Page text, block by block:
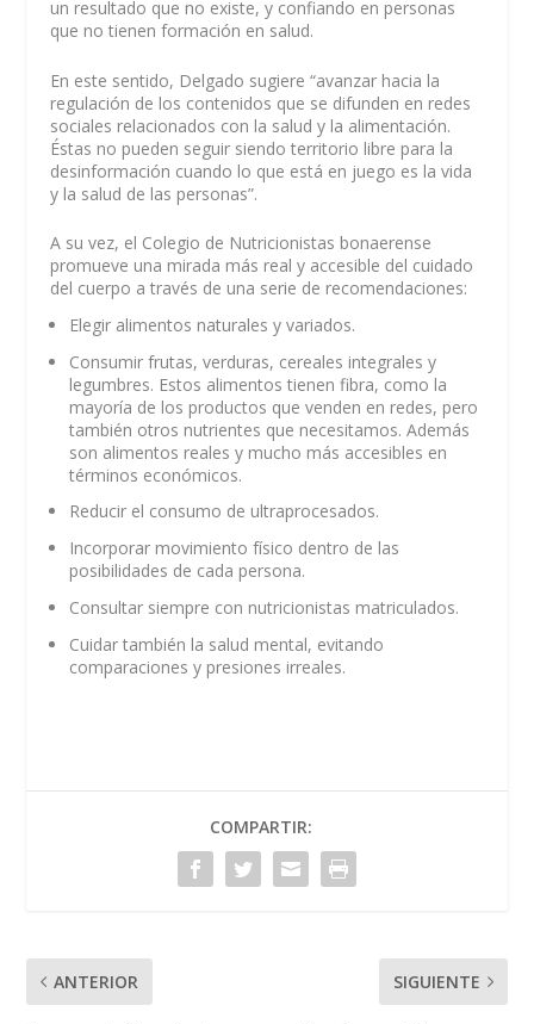
un resultado que no existe, y confiando en personas
que no tienen formación en salud.
En este sentido, Delgado sugiere “avanzar hacia la
regulación de los contenidos que se difunden en redes
sociales relacionados con la salud y la alimentación.
Éstas no pueden seguir siendo territorio libre para la
desinformación cuando lo que está en juego es la vida
y la salud de las personas”.
A su vez, el Colegio de Nutricionistas bonaerense
promueve una mirada más real y accesible del cuidado
del cuerpo a través de una serie de recomendaciones:
Elegir alimentos naturales y variados.
Consumir frutas, verduras, cereales integrales y
legumbres. Estos alimentos tienen fibra, como la
mayoría de los productos que venden en redes, pero
también otros nutrientes que necesitamos. Además
son alimentos reales y mucho más accesibles en
términos económicos.
Reducir el consumo de ultraprocesados.
Incorporar movimiento físico dentro de las
posibilidades de cada persona.
Consultar siempre con nutricionistas matriculados.
Cuidar también la salud mental, evitando
comparaciones y presiones irreales.
COMPARTIR:
ANTERIOR SIGUIENTE